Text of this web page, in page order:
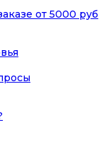
от 5000 руб